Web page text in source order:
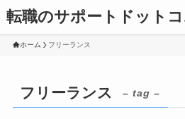
転職のサポートドット
ホーム フリーランス
フリーランス – tag –